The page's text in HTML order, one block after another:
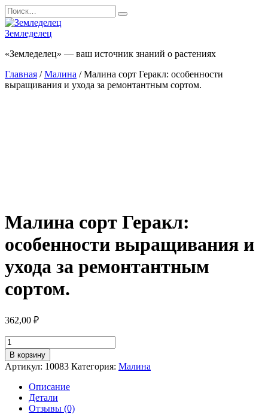
Перейти
к
содержанию
Search
for:
Земледелец
«Земледелец» — ваш источник знаний о растениях
Главная /Малина / Малина сорт Геракл: особенности
выращивания и ухода за ремонтантным сортом.
Малина сорт Геракл:
особенности выращивания и
ухода за ремонтантным
сортом.
362,00 ₽
Количество
товара
Малина
сорт
Геракл:
особенности
выращивания
В корзину
Артикул: 10083 Категория: Малина
Описание
Детали
Отзывы (0)